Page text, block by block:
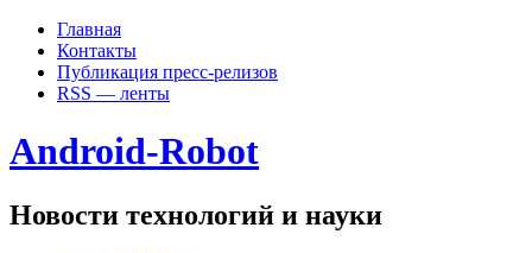
Главная
Контакты
Публикация пресс-релизов
RSS — ленты
Android-Robot
Новости технологий и науки